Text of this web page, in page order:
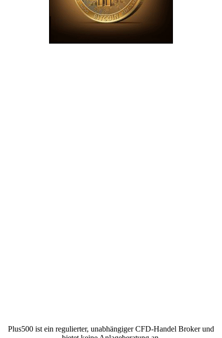
Plus500 ist ein regulierter, unabhängiger CFD-Handel Broker und